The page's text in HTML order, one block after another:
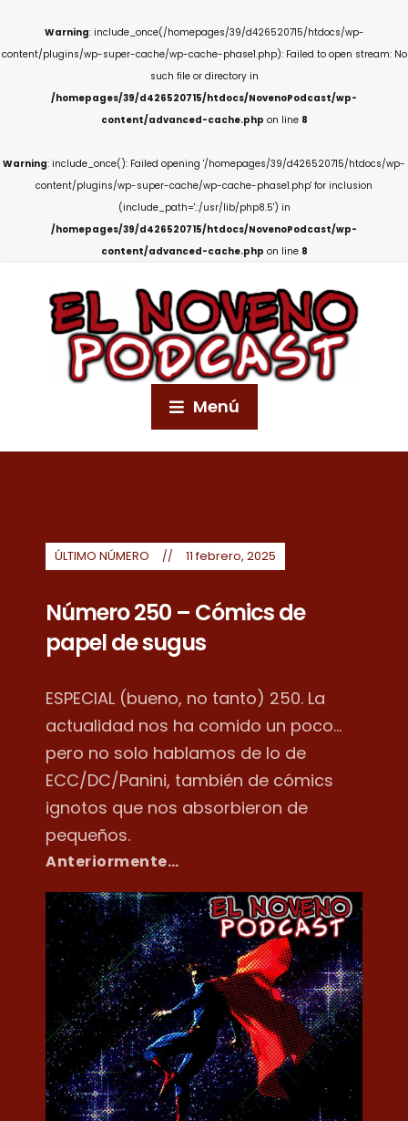
Warning: include_once(/homepages/39/d426520715/htdocs/wp-
content/plugins/wp-super-cache/wp-cache-phase1.php): Failed to open stream: No
such file or directory in
/homepages/39/d426520715/htdocs/NovenoPodcast/wp-
content/advanced-cache.php on line 8
Warning: include_once(): Failed opening '/homepages/39/d426520715/htdocs/wp-
content/plugins/wp-super-cache/wp-cache-phase1.php' for inclusion
(include_path='.:/usr/lib/php8.5') in
/homepages/39/d426520715/htdocs/NovenoPodcast/wp-
content/advanced-cache.php on line 8
Menú
ÚLTIMO NÚMERO 11 febrero, 2025
Número 250 – Cómics de
papel de sugus
ESPECIAL (bueno, no tanto) 250. La
actualidad nos ha comido un poco...
pero no solo hablamos de lo de
ECC/DC/Panini, también de cómics
ignotos que nos absorbieron de
pequeños.
Anteriormente…